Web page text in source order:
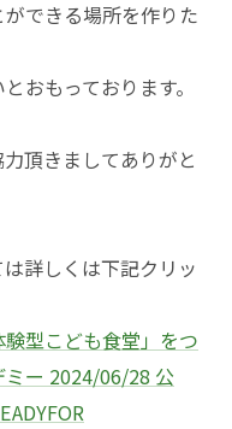
できる場所を作りた
おもっております。
頂きましてありがと
詳しくは下記クリッ
型こども食堂」をつ
ミー 2024/06/28 公